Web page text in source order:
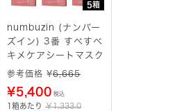
5箱
numbuzin (ナンバー
ズイン) 3番 すべすべ
キメケアシートマスク
参考価格 ¥6,665
¥5,400 税込
1箱あたり ￥1,333.0